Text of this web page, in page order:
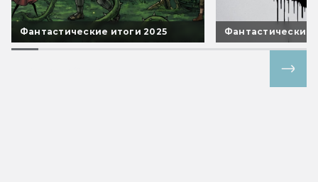
Фантастические итоги 2025 Фантастические